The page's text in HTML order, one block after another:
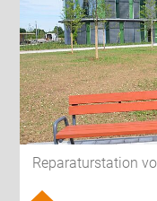
Reparaturstation